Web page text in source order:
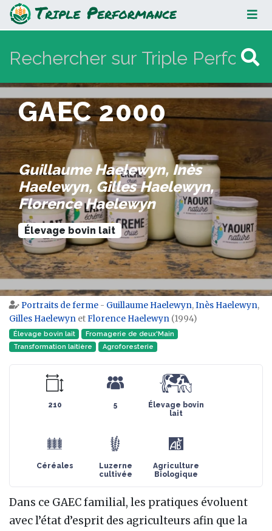
GAEC 2000
GAEC 2000
Guillaume Haelewyn, Inès
Haelewyn, Gilles Haelewyn,
Florence Haelewyn
Élevage bovin lait
Aller à :navigation ,rechercher
Portraits de ferme - Guillaume Haelewyn,Inès Haelewyn,
Gilles Haelewyn etFlorence Haelewyn (1994)
Élevage bovin lait
Fromagerie de deux'Main
Transformation laitière
Agroforesterie
210 5
Élevage bovin
lait
Céréales
Luzerne
cultivée
Agriculture
Biologique
Dans ce GAEC familial, les pratiques évoluent
avec l’état d’esprit des agriculteurs afin que la